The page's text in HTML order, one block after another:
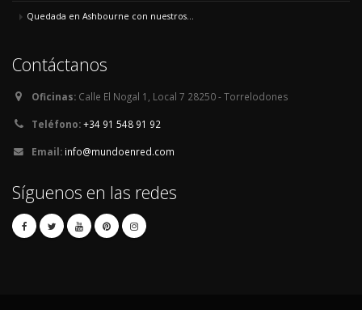
Quedada en Ashbourne con nuestros...
Contáctanos
Oficinas: Calle El Nogal 1, Local 7 28250 - Torrelodones
Teléfono:+34 91 548 91 92
Email: info@mundoenred.com
Síguenos en las redes